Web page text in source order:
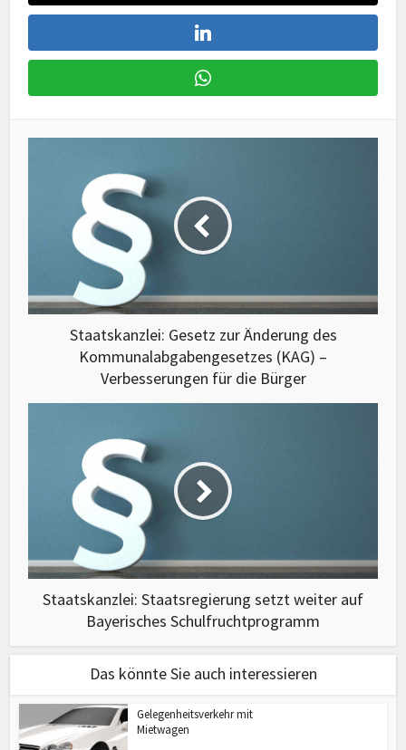
Staatskanzlei: Gesetz zur Änderung des
Kommunalabgabengesetzes (KAG) –
Verbesserungen für die Bürger
Staatskanzlei: Staatsregierung setzt weiter auf
Bayerisches Schulfruchtprogramm
Das könnte Sie auch interessieren
Gelegenheitsverkehr mit
Mietwagen